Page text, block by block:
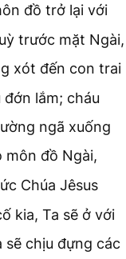
đồ trở lại với
trước mặt Ngài,
xót đến con trai
lắm; cháu
ngã xuống
môn đồ Ngài,
Chúa Jêsus
kia, Ta sẽ ở với
sẽ chịu đựng các